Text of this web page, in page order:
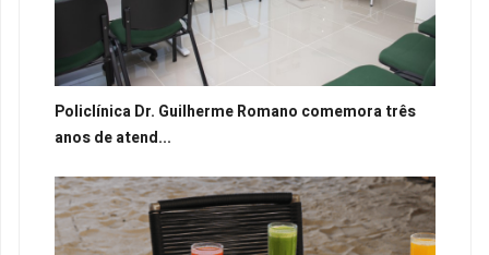
Policlínica Dr. Guilherme Romano comemora três
anos de atend...